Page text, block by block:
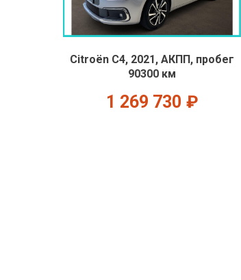
Citroën C4, 2021, АКПП, пробег
90300 км
1 269 730 ₽